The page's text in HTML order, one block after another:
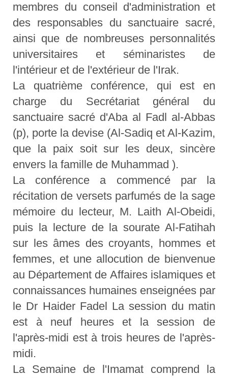
membres du conseil d'administration et
des responsables du sanctuaire sacré,
ainsi que de nombreuses personnalités
universitaires et séminaristes de
l'intérieur et de l'extérieur de l'Irak.
La quatrième conférence, qui est en
charge du Secrétariat général du
sanctuaire sacré d'Aba al Fadl al-Abbas
(p), porte la devise (Al-Sadiq et Al-Kazim,
que la paix soit sur les deux, sincère
envers la famille de Muhammad ).
La conférence a commencé par la
récitation de versets parfumés de la sage
mémoire du lecteur, M. Laith Al-Obeidi,
puis la lecture de la sourate Al-Fatihah
sur les âmes des croyants, hommes et
femmes, et une allocution de bienvenue
au Département de Affaires islamiques et
connaissances humaines enseignées par
le Dr Haider Fadel La session du matin
est à neuf heures et la session de
l'après-midi est à trois heures de l'après-
midi.
La Semaine de l'Imamat comprend la